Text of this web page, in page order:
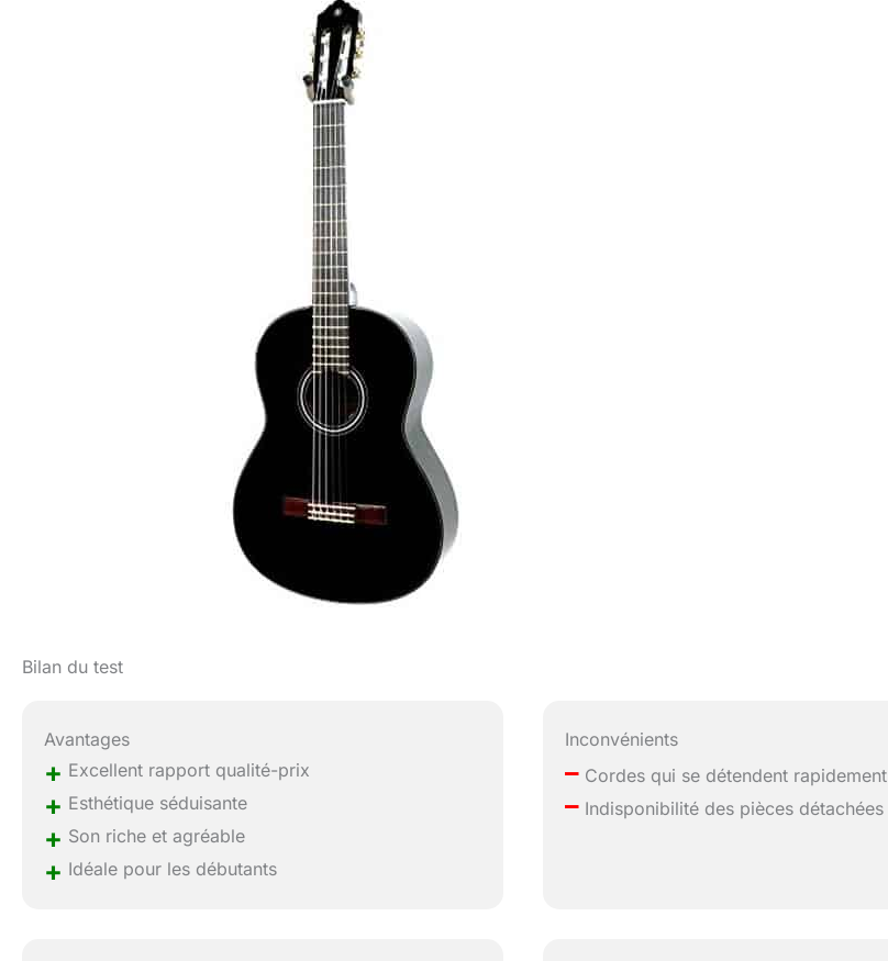
Bilan du test
Avantages
+ Excellent rapport qualité-prix
+ Esthétique séduisante
+ Son riche et agréable
+ Idéale pour les débutants
Inconvénients
– Cordes qui se détendent rapidement
– Indisponibilité des pièces détachées